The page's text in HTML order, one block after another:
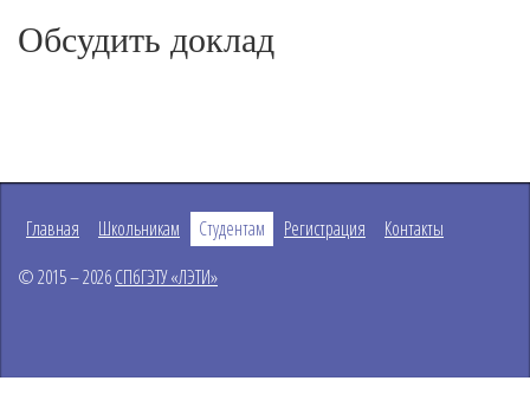
Обсудить доклад
Главная Школьникам Студентам Регистрация
Контакты
© 2015 – 2026СПбГЭТУ «ЛЭТИ»